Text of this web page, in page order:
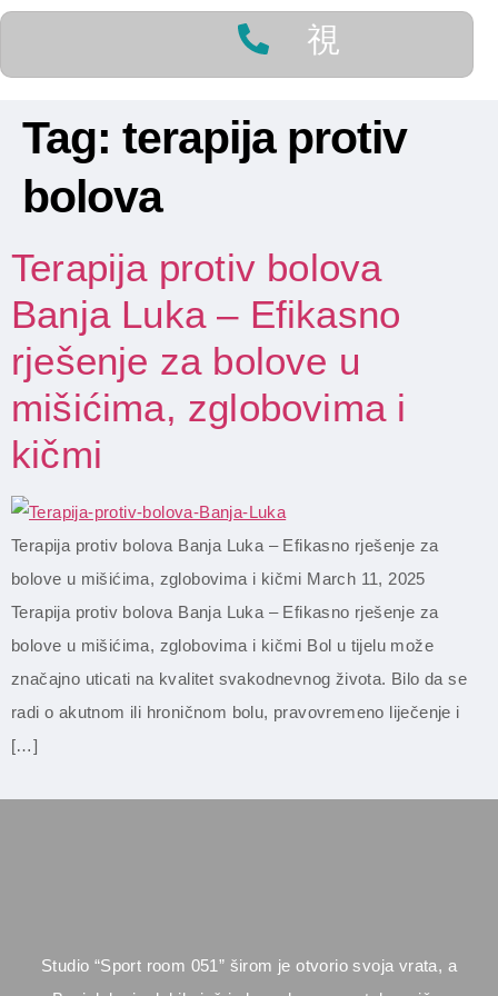
Tag: terapija protiv
bolova
Terapija protiv bolova
Banja Luka – Efikasno
rješenje za bolove u
mišićima, zglobovima i
kičmi
Terapija protiv bolova Banja Luka – Efikasno rješenje za
bolove u mišićima, zglobovima i kičmi March 11, 2025
Terapija protiv bolova Banja Luka – Efikasno rješenje za
bolove u mišićima, zglobovima i kičmi Bol u tijelu može
značajno uticati na kvalitet svakodnevnog života. Bilo da se
radi o akutnom ili hroničnom bolu, pravovremeno liječenje i
[…]
Studio “Sport room 051” širom je otvorio svoja vrata, a